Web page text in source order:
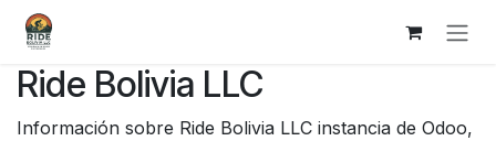
Ir al contenido
Ride Bolivia LLC
Información sobre Ride Bolivia LLC instancia de Odoo,